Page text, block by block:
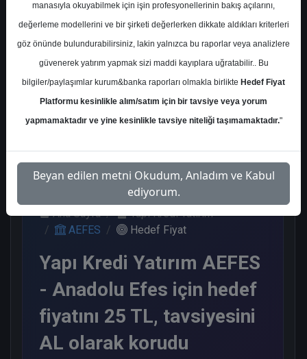
Kurum Sayısı
5
2
Get.
2 1
Ana Sayfa
Yapı Kredi Yatırım
AEFES
Hedef Fiyat
Yapı Kredi Yatırım AEFES
- Anadolu Efes için hedef
fiyatını 25 TL, tavsiyesini
AL olarak korudu
manasıyla okuyabilmek için işin profesyonellerinin bakış açılarını,
değerleme modellerini ve bir şirketi değerlerken dikkate aldıkları kriterleri
göz önünde bulundurabilirsiniz, lakin yalnızca bu raporlar veya analizlere
güvenerek yatırım yapmak sizi maddi kayıplara uğratabilir.. Bu
bilgiler/paylaşımlar kurum&banka raporları olmakla birlikte Hedef Fiyat
Platformu kesinlikle alım/satım için bir tavsiye veya yorum
yapmamaktadır ve yine kesinlikle tavsiye niteliği taşımamaktadır."
Beyan edilen metni Okudum, Anladım ve Kabul
ediyorum.